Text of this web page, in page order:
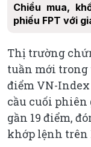
Chiều mua,
phiếu FPT với
Thị trường
tuần mới
điểm VN-
cầu cuối phiên
gần 19 điểm,
khớp lệnh trên